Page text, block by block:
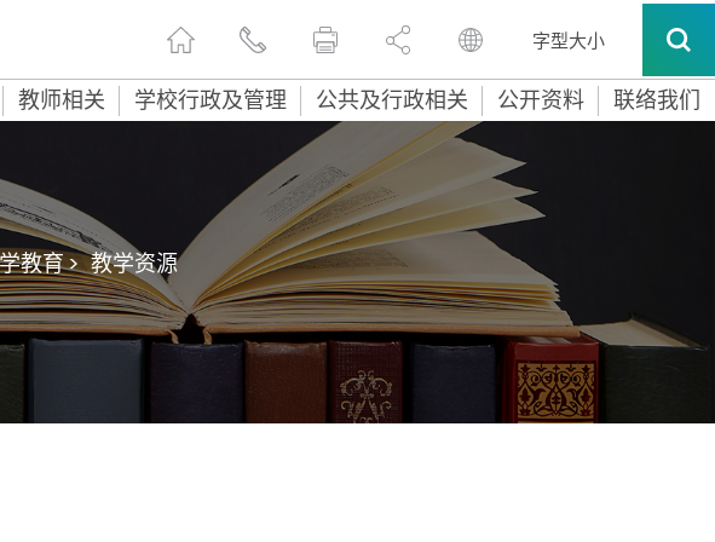
字型大小
教师相关 学校行政及管理 公共及行政相关 公开资料 联络我们
教育 > 教学资源